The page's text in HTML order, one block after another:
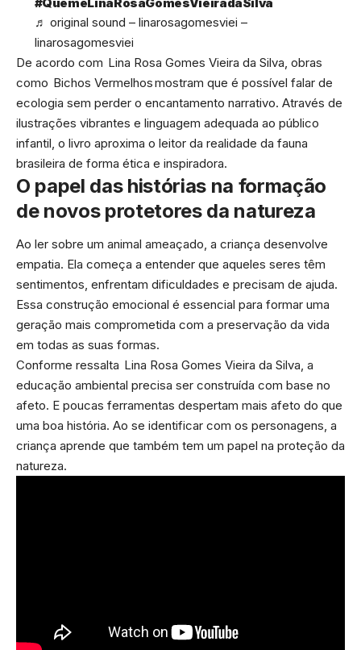
♬ original sound – linarosagomesviei –
linarosagomesviei
De acordo com Lina Rosa Gomes Vieira da Silva, obras
como Bichos Vermelhos mostram que é possível falar de
ecologia sem perder o encantamento narrativo. Através de
ilustrações vibrantes e linguagem adequada ao público
infantil, o livro aproxima o leitor da realidade da fauna
brasileira de forma ética e inspiradora.
O papel das histórias na formação
de novos protetores da natureza
Ao ler sobre um animal ameaçado, a criança desenvolve
empatia. Ela começa a entender que aqueles seres têm
sentimentos, enfrentam dificuldades e precisam de ajuda.
Essa construção emocional é essencial para formar uma
geração mais comprometida com a preservação da vida
em todas as suas formas.
Conforme ressalta Lina Rosa Gomes Vieira da Silva, a
educação ambiental precisa ser construída com base no
afeto. E poucas ferramentas despertam mais afeto do que
uma boa história. Ao se identificar com os personagens, a
criança aprende que também tem um papel na proteção da
natureza.